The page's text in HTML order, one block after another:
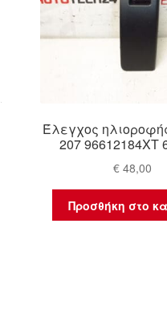
Έλεγχος
207 96612184XT
€ 48,00
Προσθήκη στο